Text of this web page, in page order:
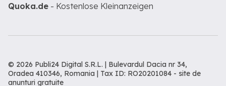
Quoka.de - Kostenlose Kleinanzeigen
© 2026 Publi24 Digital S.R.L. | Bulevardul Dacia nr 34,
Oradea 410346, Romania | Tax ID: RO20201084 - site de
anunturi gratuite